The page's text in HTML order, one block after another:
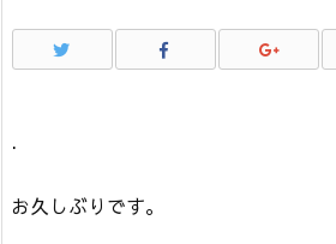
.
お久しぶりです。